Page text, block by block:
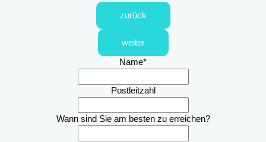
zurück
weiter
Name*
Postleitzahl
Wann sind Sie am besten zu erreichen?